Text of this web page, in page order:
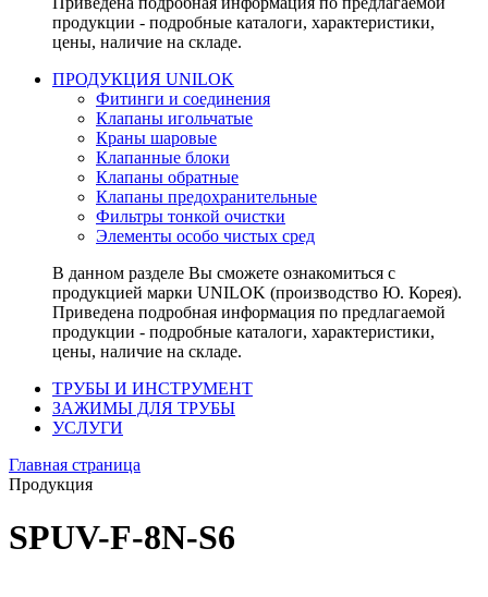
продукции - подробные каталоги, характеристики,
цены, наличие на складе.
ПРОДУКЦИЯ UNILOK
Фитинги и соединения
Клапаны игольчатые
Краны шаровые
Клапанные блоки
Клапаны обратные
Клапаны предохранительные
Фильтры тонкой очистки
Элементы особо чистых сред
В данном разделе Вы сможете ознакомиться с
продукцией марки UNILOK (производство Ю. Корея).
Приведена подробная информация по предлагаемой
продукции - подробные каталоги, характеристики,
цены, наличие на складе.
ТРУБЫ И ИНСТРУМЕНТ
ЗАЖИМЫ ДЛЯ ТРУБЫ
УСЛУГИ
Главная страница
Продукция
SPUV-F-8N-S6